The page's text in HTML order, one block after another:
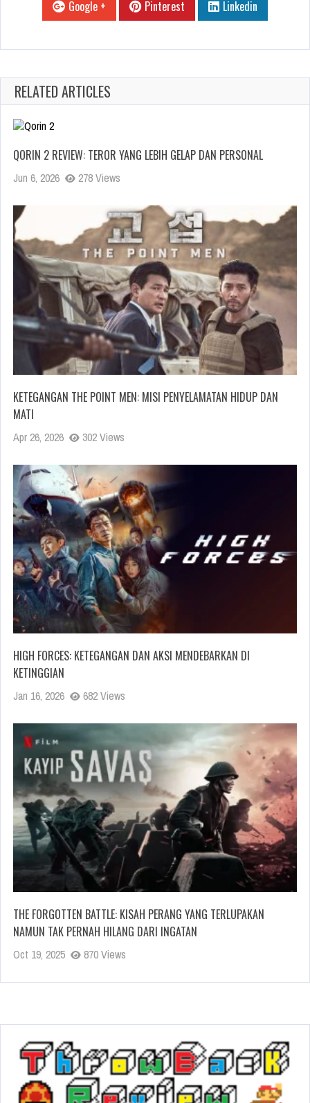
Google + Pinterest Linkedin
RELATED ARTICLES
QORIN 2 REVIEW: TEROR YANG LEBIH GELAP DAN PERSONAL
Jun 6, 2026 278 Views
KETEGANGAN THE POINT MEN: MISI PENYELAMATAN HIDUP DAN
MATI
Apr 26, 2026 302 Views
HIGH FORCES: KETEGANGAN DAN AKSI MENDEBARKAN DI
KETINGGIAN
Jan 16, 2026 682 Views
THE FORGOTTEN BATTLE: KISAH PERANG YANG TERLUPAKAN
NAMUN TAK PERNAH HILANG DARI INGATAN
Oct 19, 2025 870 Views